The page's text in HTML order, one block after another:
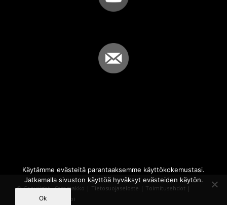
© Copyright - Sammakko | Tietosuojaseloste | Toimitusehdot |
Powered by
iQWebbi
Käytämme evästeitä parantaaksemme käyttökokemustasi.
Jatkamalla sivuston käyttöä hyväksyt evästeiden käytön.
Ok